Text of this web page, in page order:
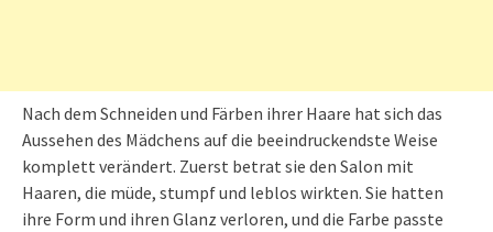
Nach dem Schneiden und Färben ihrer Haare hat sich das
Aussehen des Mädchens auf die beeindruckendste Weise
komplett verändert. Zuerst betrat sie den Salon mit
Haaren, die müde, stumpf und leblos wirkten. Sie hatten
ihre Form und ihren Glanz verloren, und die Farbe passte